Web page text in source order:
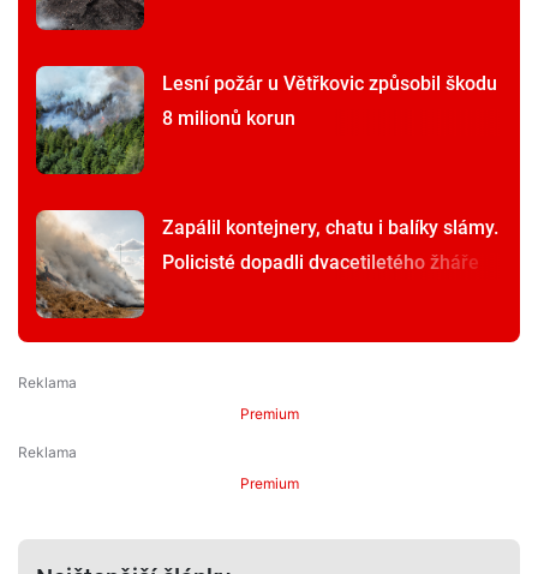
Lesní požár u Větřkovic způsobil škodu
8 milionů korun
Zapálil kontejnery, chatu i balíky slámy.
Policisté dopadli dvacetiletého žháře
Premium
Premium